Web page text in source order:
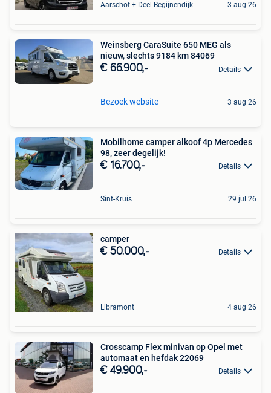
Aarschot + Deel Begijnendijk 3 aug 26
Weinsberg CaraSuite 650 MEG als
nieuw, slechts 9184 km 84069
€ 66.900,- Details
Bezoek website 3 aug 26
Mobilhome camper alkoof 4p Mercedes
98, zeer degelijk!
€ 16.700,- Details
Sint-Kruis 29 jul 26
camper
€ 50.000,- Details
Libramont 4 aug 26
Crosscamp Flex minivan op Opel met
automaat en hefdak 22069
€ 49.900,- Details